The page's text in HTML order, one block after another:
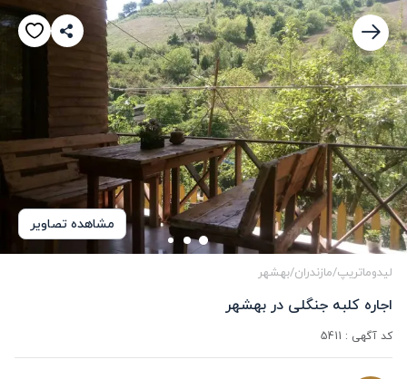
مشاهده تصاویر
لیدوماتریپ/مازندران/بهشهر
اجاره کلبه جنگلی در بهشهر
کد آگهی : 5411